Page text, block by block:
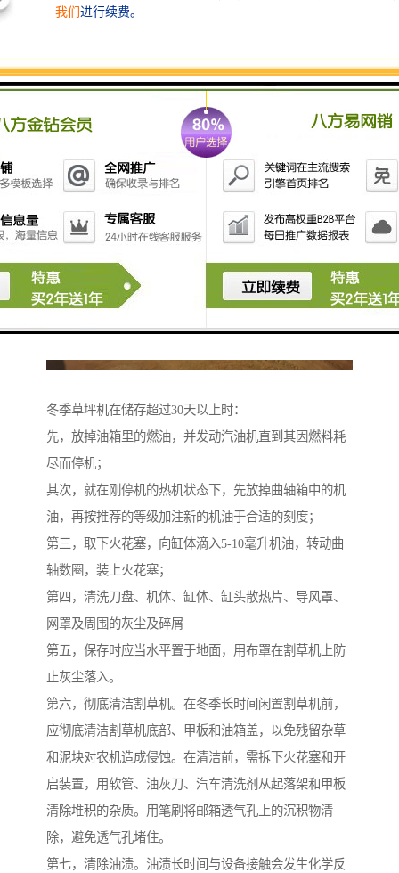
位，检查步骤为：先卸下润滑油加盖，擦干油标尺；再
据操作手册，必要时补充符合要求的润滑油。严格按照
理干净表面污渍再存放。
冬季草坪机在储存超过30天以上时：
先，放掉油箱里的燃油，并发动汽油机直到其因燃料耗
尽而停机；
其次，就在刚停机的热机状态下，先放掉曲轴箱中的机
油，再按推荐的等级加注新的机油于合适的刻度；
第三，取下火花塞，向缸体滴入5-10毫升机油，转动曲
轴数圈，装上火花塞；
第四，清洗刀盘、机体、缸体、缸头散热片、导风罩、
网罩及周围的灰尘及碎屑
第五，保存时应当水平置于地面，用布罩在割草机上防
止灰尘落入。
第六，彻底清洁割草机。在冬季长时间闲置割草机前，
应彻底清洁割草机底部、甲板和油箱盖，以免残留杂草
和泥块对农机造成侵蚀。在清洁前，需拆下火花塞和开
启装置，用软管、油灰刀、汽车清洗剂从起落架和甲板
清除堆积的杂质。用笔刷将邮箱透气孔上的沉积物清
除，避免透气孔堵住。
第七，清除油渍。油渍长时间与设备接触会发生化学反